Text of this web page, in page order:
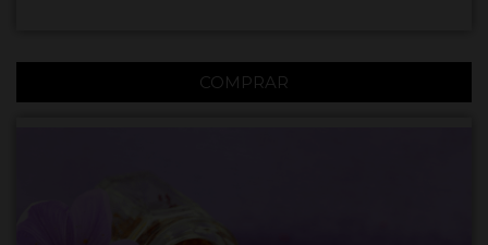
COMPRAR